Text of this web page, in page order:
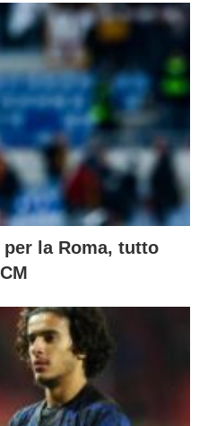
la Roma, tutto